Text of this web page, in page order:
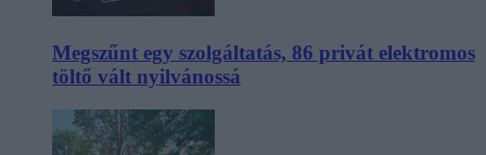
Megszűnt egy szolgáltatás, 86 privát elektromos
töltő vált nyilvánossá